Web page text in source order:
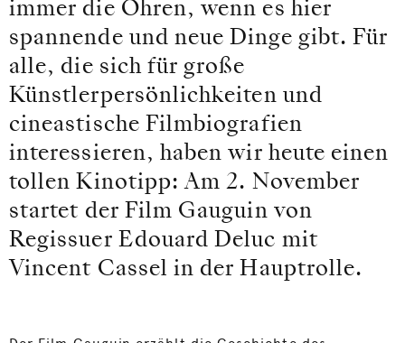
immer die Ohren, wenn es hier
spannende und neue Dinge gibt. Für
alle, die sich für große
Künstlerpersönlichkeiten und
cineastische Filmbiografien
interessieren, haben wir heute einen
tollen Kinotipp: Am 2. November
startet der Film Gauguin von
Regissuer Edouard Deluc mit
Vincent Cassel in der Hauptrolle.